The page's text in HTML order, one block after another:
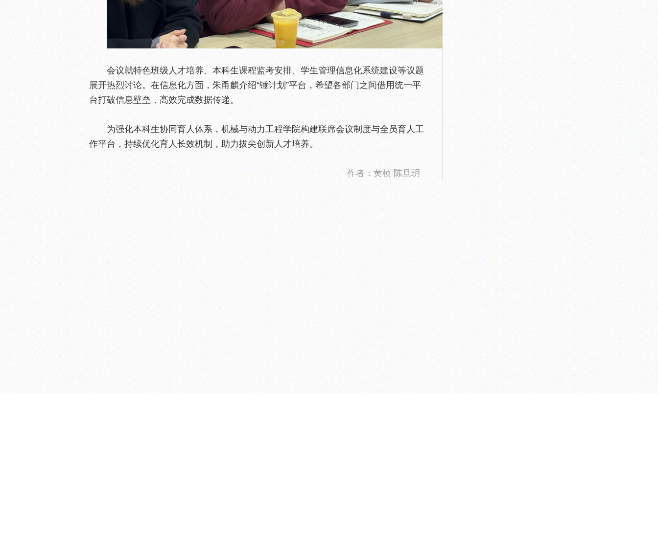
会议就特色班级人才培养、本科生课程监考安排、学生管理信息化系统建设等议题
展开热烈讨论。在信息化方面，朱甬麒介绍“锤计划”平台，希望各部门之间借用统一平
台打破信息壁垒，高效完成数据传递。
为强化本科生协同育人体系，机械与动力工程学院构建联席会议制度与全员育人工
作平台，持续优化育人长效机制，助力拔尖创新人才培养。
作者：黄桢 陈旦玥